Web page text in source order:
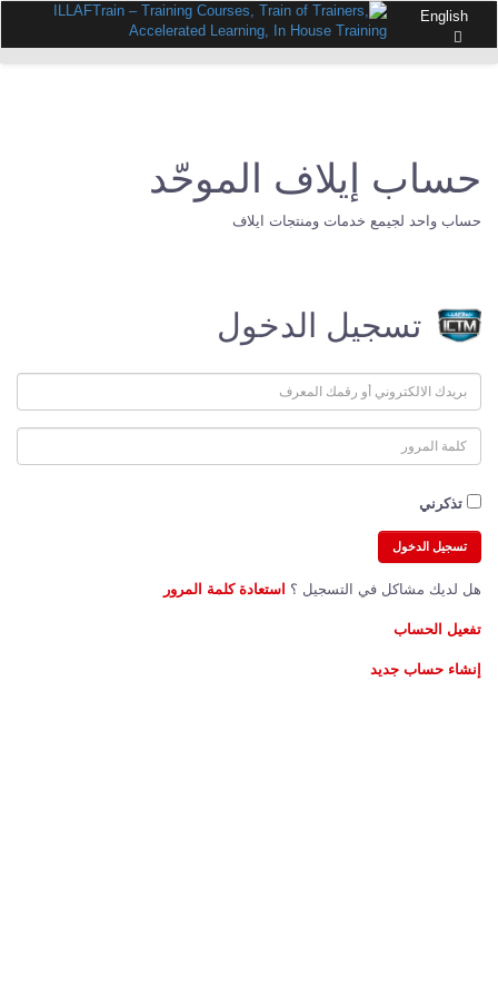
English
حساب إيلاف الموحّد
حساب واحد لجيمع خدمات ومنتجات ايلاف
تسجيل الدخول
تذكرني
هل لديك مشاكل في التسجيل ؟ استعادة كلمة المرور
تفعيل الحساب
إنشاء حساب جديد